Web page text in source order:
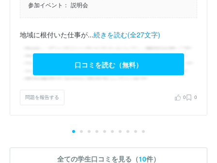
参加イベント： 説明会
地域に根付いた仕事が...続きを読む(全27文字)
口コミを読む（無料）
問題を報告する 0 0
全ての学生口コミを見る（10件）